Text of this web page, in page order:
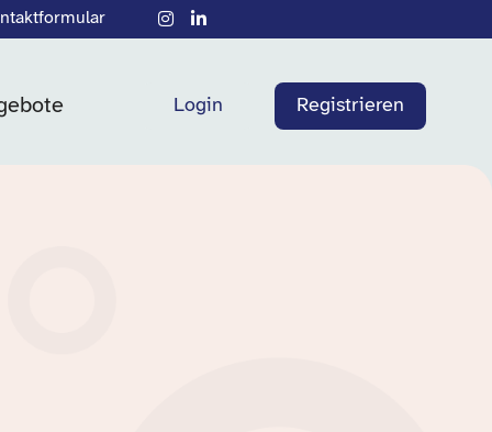
Login Registrieren